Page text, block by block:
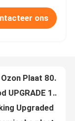
ons
6 g/uur Ozonplaat Keramisch 105x50 mm Grootte Voor Ozon Generator
Keramische ontsteking Hot Rod UPGRADE 110v 120W past bij alle AC Traeger
Home Warm oppervlak ontsteking Upgraded vervanging Hot Rod ontsteking Kit